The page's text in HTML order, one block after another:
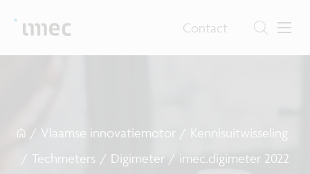
Contact
/ Vlaamse innovatiemotor / Kennisuitwisseling
/ Techmeters / Digimeter / imec.digimeter 2022